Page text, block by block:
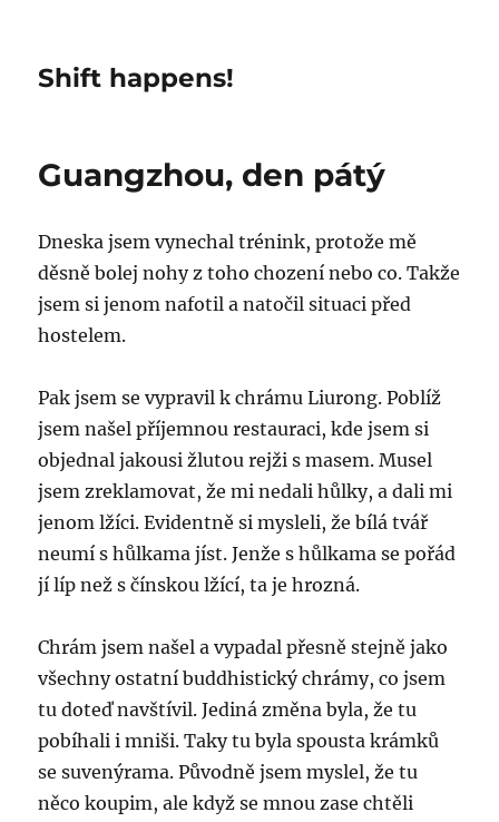
Shift happens!
Guangzhou, den pátý
Dneska jsem vynechal trénink, protože mě
děsně bolej nohy z toho chození nebo co. Takže
jsem si jenom nafotil a natočil situaci před
hostelem.
Pak jsem se vypravil k chrámu Liurong. Poblíž
jsem našel příjemnou restauraci, kde jsem si
objednal jakousi žlutou rejži s masem. Musel
jsem zreklamovat, že mi nedali hůlky, a dali mi
jenom lžíci. Evidentně si mysleli, že bílá tvář
neumí s hůlkama jíst. Jenže s hůlkama se pořád
jí líp než s čínskou lžící, ta je hrozná.
Chrám jsem našel a vypadal přesně stejně jako
všechny ostatní buddhistický chrámy, co jsem
tu doteď navštívil. Jediná změna byla, že tu
pobíhali i mniši. Taky tu byla spousta krámků
se suvenýrama. Původně jsem myslel, že tu
něco koupim, ale když se mnou zase chtěli